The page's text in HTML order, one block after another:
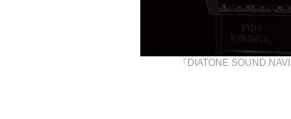
『DIATONE